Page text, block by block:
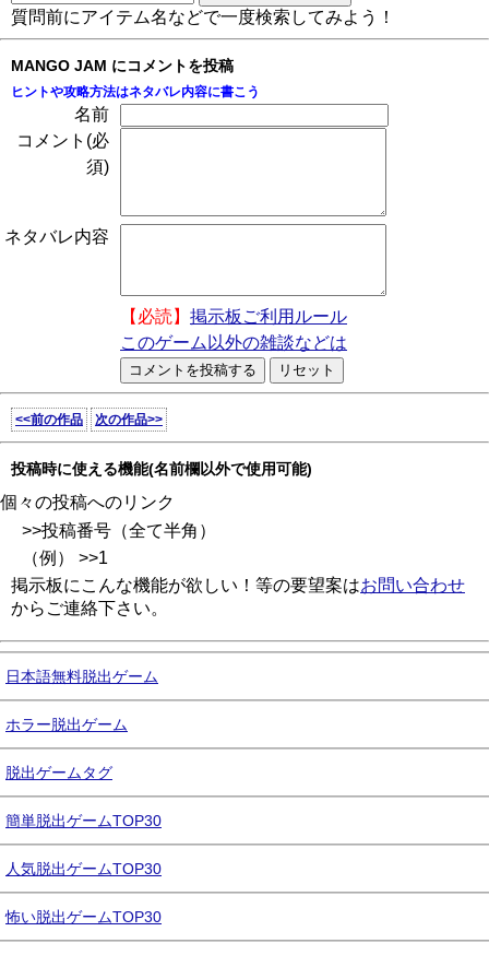
質問前にアイテム名などで一度検索してみよう！
MANGO JAM にコメントを投稿
ヒントや攻略方法はネタバレ内容に書こう
名前
コメント(必
須)
ネタバレ内容
【必読】 掲示板ご利用ルール
このゲーム以外の雑談などは
<<前の作品 次の作品>>
投稿時に使える機能(名前欄以外で使用可能)
個々の投稿へのリンク
>>投稿番号（全て半角）
（例） >>1
掲示板にこんな機能が欲しい！等の要望案はお問い合わせ
からご連絡下さい。
日本語無料脱出ゲーム
ホラー脱出ゲーム
脱出ゲームタグ
簡単脱出ゲームTOP30
人気脱出ゲームTOP30
怖い脱出ゲームTOP30